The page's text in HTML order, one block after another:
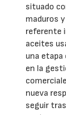
situado
maduros
referente
aceites
una etapa
en la
nueva
seguir